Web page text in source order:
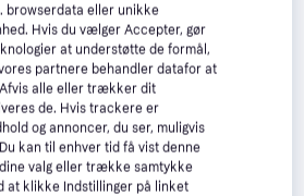
browserdata eller unikke
Hvis du vælger Accepter, gør
at understøtte de formål,
partnere behandler datafor at
alle eller trækker dit
de. Hvis trackere er
og annoncer, du ser, muligvis
kan til enhver tid få vist denne
valg eller trække samtykke
at klikke Indstillinger på linket